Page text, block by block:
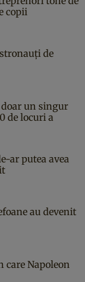
copii
de
doar un singur
de locuri a
ar putea avea
au devenit
Napoleon